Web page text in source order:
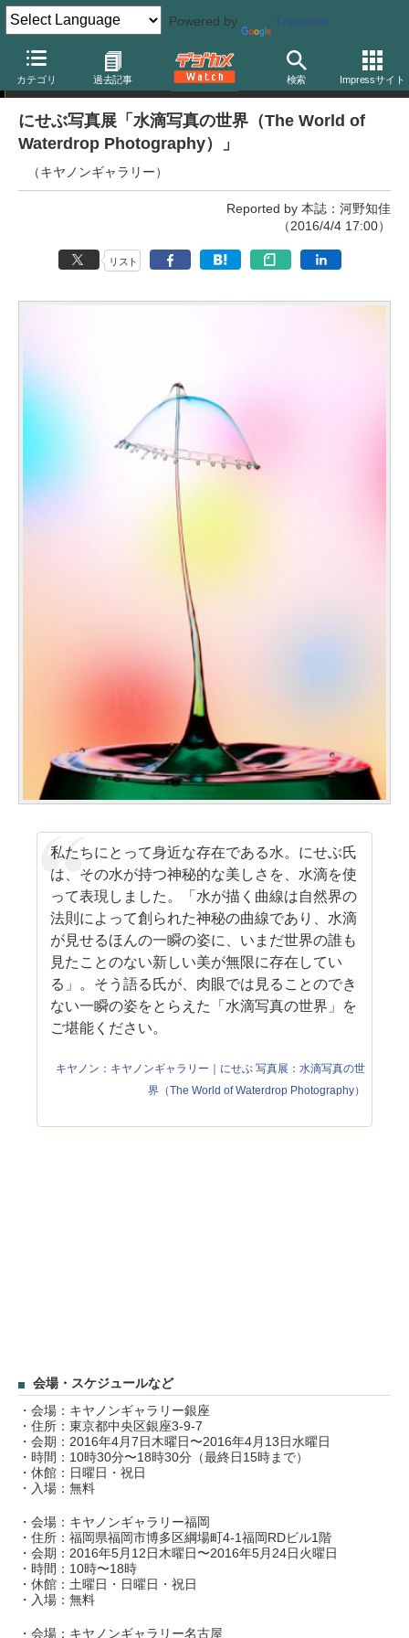
Powered by Translate
カテゴリ 過去記事 検索 Impressサイト
写真展
にせぶ写真展「水滴写真の世界（The World of
Waterdrop Photography）」
（キヤノンギャラリー）
Reported by 本誌：河野知佳
（2016/4/4 17:00）
リスト
私たちにとって身近な存在である水。にせぶ氏
は、その水が持つ神秘的な美しさを、水滴を使
って表現しました。「水が描く曲線は自然界の
法則によって創られた神秘の曲線であり、水滴
が見せるほんの一瞬の姿に、いまだ世界の誰も
見たことのない新しい美が無限に存在してい
る」。そう語る氏が、肉眼では見ることのでき
ない一瞬の姿をとらえた「水滴写真の世界」を
ご堪能ください。
キヤノン：キヤノンギャラリー｜にせぶ 写真展：水滴写真の世
界（The World of Waterdrop Photography）
会場・スケジュールなど
・会場：キヤノンギャラリー銀座
・住所：東京都中央区銀座3-9-7
・会期：2016年4月7日木曜日〜2016年4月13日水曜日
・時間：10時30分〜18時30分（最終日15時まで）
・休館：日曜日・祝日
・入場：無料
・会場：キヤノンギャラリー福岡
・住所：福岡県福岡市博多区綱場町4-1福岡RDビル1階
・会期：2016年5月12日木曜日〜2016年5月24日火曜日
・時間：10時〜18時
・休館：土曜日・日曜日・祝日
・入場：無料
・会場：キヤノンギャラリー名古屋